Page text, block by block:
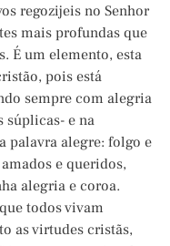
regozijeis no Senhor
mais profundas que
É um elemento, esta
pois está
sempre com alegria
súplicas- e na
palavra alegre: folgo e
e queridos,
alegria e coroa.
todos vivam
as virtudes cristãs,